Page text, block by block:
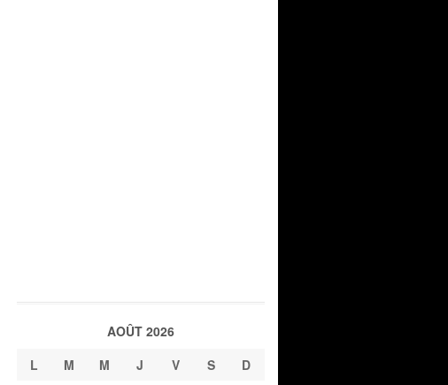
AOÛT 2026
L
M M J V S D